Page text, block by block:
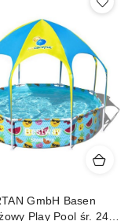
GmbH Basen
Play Pool śr. 240